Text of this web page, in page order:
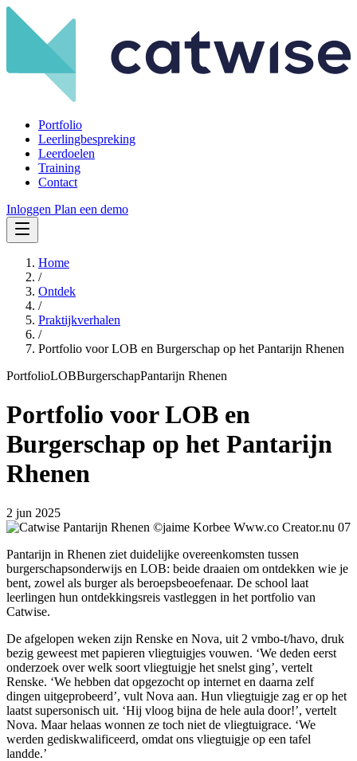
Portfolio
Leerlingbespreking
Leerdoelen
Training
Contact
Inloggen Plan een demo
Home
/
Ontdek
/
Praktijkverhalen
/
Portfolio voor LOB en Burgerschap op het Pantarijn Rhenen
PortfolioLOBBurgerschapPantarijn Rhenen
Portfolio voor LOB en
Burgerschap op het Pantarijn
Rhenen
2 jun 2025
Pantarijn in Rhenen ziet duidelijke overeenkomsten tussen
burgerschapsonderwijs en LOB: beide draaien om ontdekken wie je
bent, zowel als burger als beroepsbeoefenaar. De school laat
leerlingen hun ontdekkingsreis vastleggen in het portfolio van
Catwise.
De afgelopen weken zijn Renske en Nova, uit 2 vmbo-t/havo, druk
bezig geweest met papieren vliegtuigjes vouwen. ‘We deden eerst
onderzoek over welk soort vliegtuigje het snelst ging’, vertelt
Renske. ‘We hebben dat opgezocht op internet en daarna zelf
dingen uitgeprobeerd’, vult Nova aan. Hun vliegtuigje zag er op het
laatst supersonisch uit. ‘Hij vloog bijna de hele aula door!’, vertelt
Nova. Maar helaas wonnen ze toch niet de vliegtuigrace. ‘We
werden gediskwalificeerd, omdat ons vliegtuigje op een tafel
landde.’